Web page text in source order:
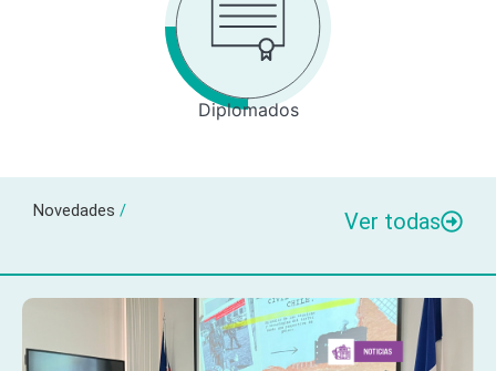
Diplomados
Novedades / Ver todas